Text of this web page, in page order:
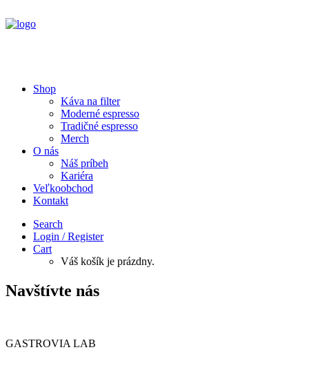
Shop
Káva na filter
Moderné espresso
Tradičné espresso
Merch
O nás
Náš príbeh
Kariéra
Veľkoobchod
Kontakt
Search
Login / Register
Cart
Váš košík je prázdny.
Navštívte nás
GASTROVIA LAB